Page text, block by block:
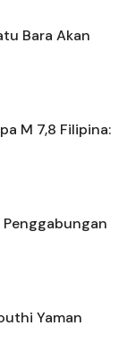
Bara Akan
M 7,8 Filipina:
Penggabungan
Yaman